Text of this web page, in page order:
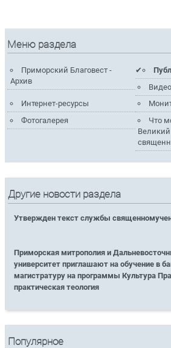
Меню раздела
Приморский Благовест -
Архив
Видео
Интернет-ресурсы
Фотогалерея
Что
Великий
Другие новости раздела
Утвержден текст службы
Приморская митрополия и
университет приглашают на обучение в
магистратуру на программы Культура
практическая теология
Популярное